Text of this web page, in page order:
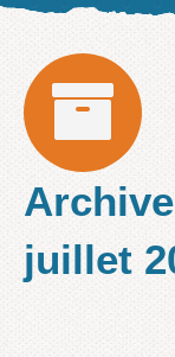
juillet